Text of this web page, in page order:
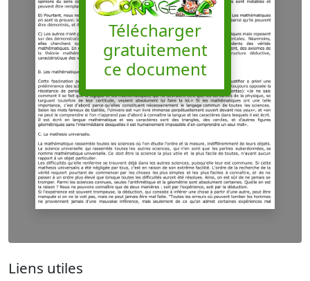
Télécharger
gratuitement
ce document
Liens utiles